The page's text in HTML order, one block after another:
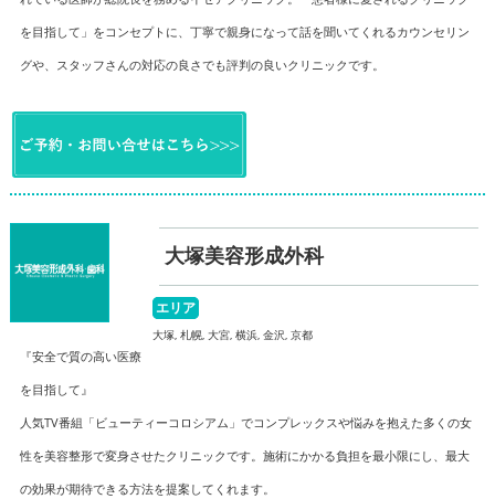
を目指して」をコンセプトに、丁寧で親身になって話を聞いてくれるカウンセリン
グや、スタッフさんの対応の良さでも評判の良いクリニックです。
大塚美容形成外科
エリア
大塚, 札幌, 大宮, 横浜, 金沢, 京都
『安全で質の高い医療
を目指して』
人気TV番組「ビューティーコロシアム」でコンプレックスや悩みを抱えた多くの女
性を美容整形で変身させたクリニックです。施術にかかる負担を最小限にし、最大
の効果が期待できる方法を提案してくれます。